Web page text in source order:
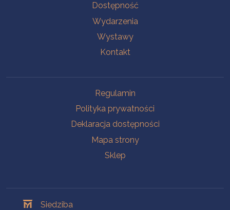
Dostępność
Wydarzenia
Wystawy
Kontakt
Regulamin
Polityka prywatności
Deklaracja dostępności
Mapa strony
Sklep
Siedziba